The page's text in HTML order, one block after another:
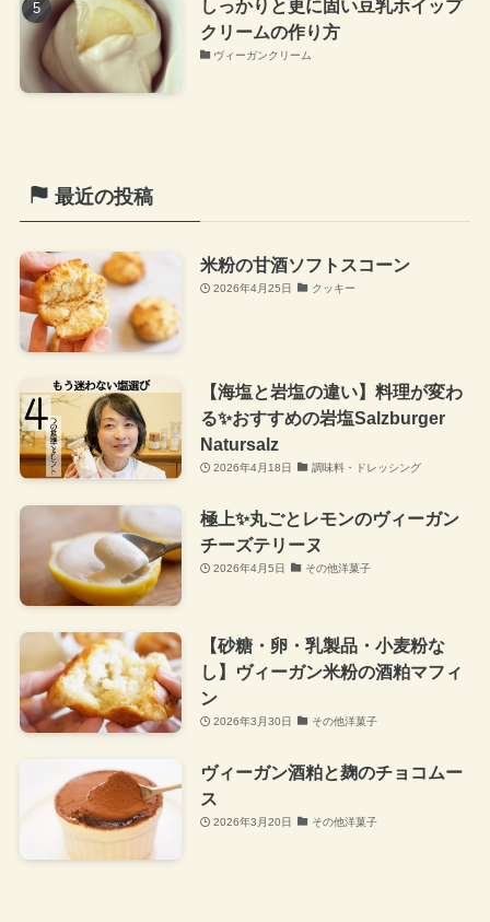
しっかりと更に固い豆乳ホイップ
クリームの作り方
ヴィーガンクリーム
最近の投稿
米粉の甘酒ソフトスコーン
2026年4月25日 クッキー
【海塩と岩塩の違い】料理が変わ
る✨おすすめの岩塩Salzburger
Natursalz
2026年4月18日 調味料・ドレッシング
極上✨丸ごとレモンのヴィーガン
チーズテリーヌ
2026年4月5日 その他洋菓子
【砂糖・卵・乳製品・小麦粉な
し】ヴィーガン米粉の酒粕マフィ
ン
2026年3月30日 その他洋菓子
ヴィーガン酒粕と麹のチョコムー
ス
2026年3月20日 その他洋菓子